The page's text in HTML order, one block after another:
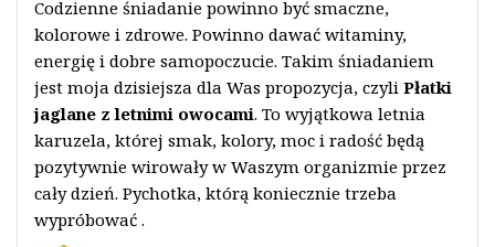
Codzienne śniadanie powinno być smaczne,
kolorowe i zdrowe. Powinno dawać witaminy,
energię i dobre samopoczucie. Takim śniadaniem
jest moja dzisiejsza dla Was propozycja, czyli Płatki
jaglane z letnimi owocami. To wyjątkowa letnia
karuzela, której smak, kolory, moc i radość będą
pozytywnie wirowały w Waszym organizmie przez
cały dzień. Pychotka, którą koniecznie trzeba
wypróbować .